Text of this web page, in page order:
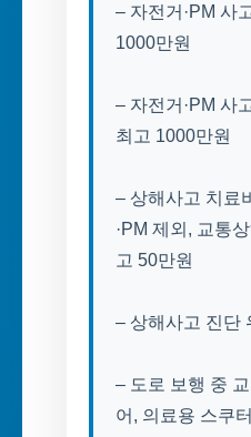
– 자전거·PM 사
1000만원
– 자전거·PM 사
최고 1000만원
– 상해사고 치료
·PM 제외, 교통
고 50만원
– 상해사고 진단
– 도로 보행 중
어, 의료용 스쿠